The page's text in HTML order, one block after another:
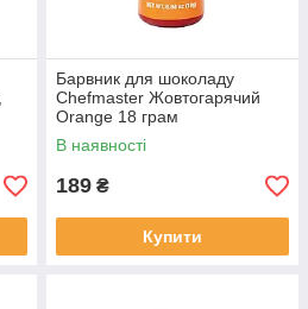
Барвник для шоколаду
Chefmaster Жовтогарячий
Orange 18 грам
В наявності
189 ₴
Купити